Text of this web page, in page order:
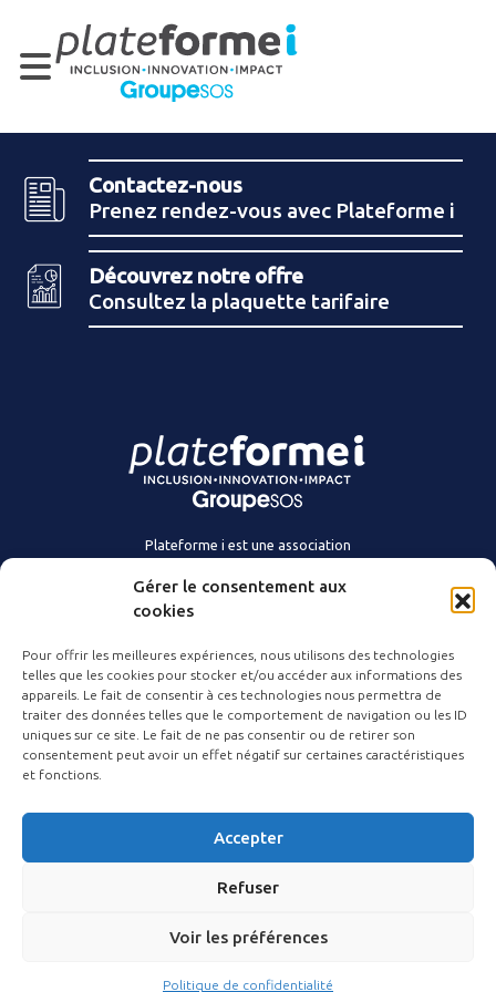
Gérer le consentement aux
cookies
Pour offrir les meilleures expériences, nous utilisons des technologies
telles que les cookies pour stocker et/ou accéder aux informations des
appareils. Le fait de consentir à ces technologies nous permettra de
traiter des données telles que le comportement de navigation ou les ID
uniques sur ce site. Le fait de ne pas consentir ou de retirer son
consentement peut avoir un effet négatif sur certaines caractéristiques
et fonctions.
Accepter
Refuser
Voir les préférences
Politique de confidentialité
Contactez-nous
Prenez rendez-vous avec Plateforme i
Découvrez notre offre
Consultez la plaquette tarifaire
Plateforme i est une association
Nous connaître
Agir avec nous
Contact
Actualités
Suivez-nous